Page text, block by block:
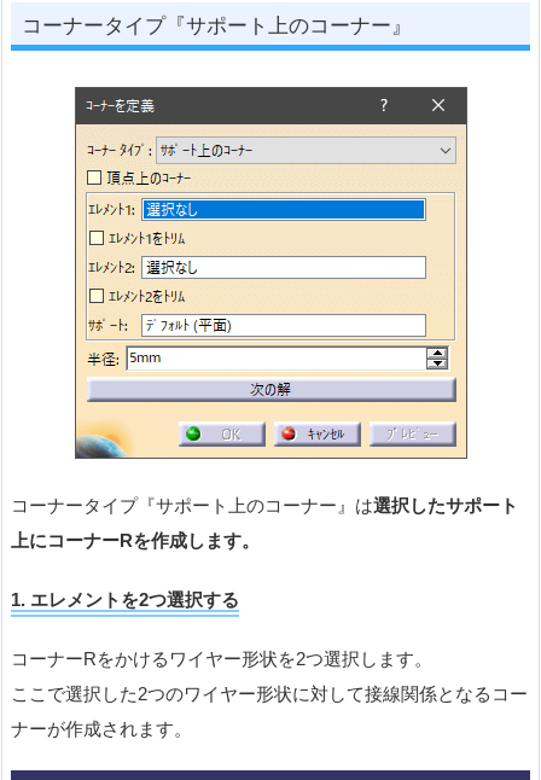
コーナータイプ『サポート上のコーナー』
コーナータイプ『サポート上のコーナー』は選択したサポート
上にコーナーRを作成します。
1. エレメントを2つ選択する
コーナーRをかけるワイヤー形状を2つ選択します。
ここで選択した2つのワイヤー形状に対して接線関係となるコー
ナーが作成されます。